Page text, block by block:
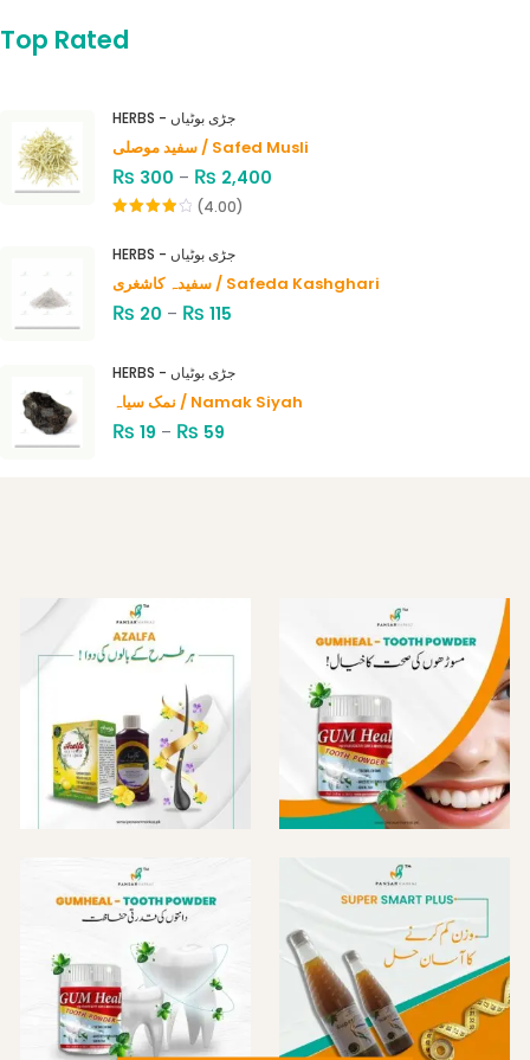
Top Rated
HERBS - جڑی بوٹیاں
سفید موصلی / Safed Musli
₨ 300 – ₨ 2,400
of 5
(4.00)
HERBS - جڑی بوٹیاں
سفیدہ کاشغری / Safeda Kashghari
₨ 20 – ₨ 115
HERBS - جڑی بوٹیاں
نمک سیاہ / Namak Siyah
₨ 19 – ₨ 59